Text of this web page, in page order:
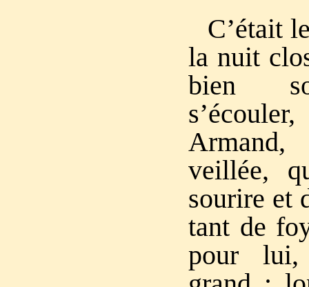
C’était
la nuit
bien
veillée,
sourire et
tant de
pour